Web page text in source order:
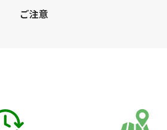
ご注意